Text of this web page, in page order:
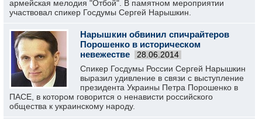
армейская мелодия "Отбой". В памятном мероприятии
участвовал спикер Госдумы Сергей Нарышкин.
Нарышкин обвинил спичрайтеров
Порошенко в историческом
невежестве
28.06.2014
Спикер Госдумы России Сергей Нарышкин
выразил удивление в связи с выступление
президента Украины Петра Порошенко в
ПАСЕ, в котором говорится о ненависти российского
общества к украинскому народу.